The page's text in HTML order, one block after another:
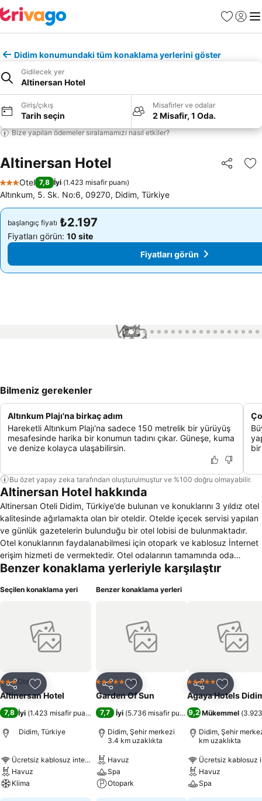
Favoriler
Giriş
Didim konumundaki tüm konaklama yerlerini göster
Gidilecek yer
Altinersan Hotel
Giriş/çıkış
Tarih seçin
Misafirler ve odalar
2 Misafir, 1 Oda.
Bize yapılan ödemeler sıralamamızı nasıl etkiler?
Altinersan Hotel Paylaş
3 Yıldız
Otel 7,8 İyi (1.423 misafir puanı)
Altınkum, 5. Sk. No:6, 09270, Didim, Türkiye
başlangıç fiyatı ₺2.197
Fiyatları görün: 10 site
Fiyatları görün
başlangıç fiyatı ₺2.197
Fiyatları görün: 10 site
Fiyatları görün
1 / 79
Bilmeniz gerekenler
Altınkum Plajı'na birkaç adım
Hareketli Altınkum Plajı'na sadece 150 metrelik bir yürüyüş
mesafesinde harika bir konumun tadını çıkar. Güneşe, kuma
ve denize kolayca ulaşabilirsin.
Bu özet yapay zeka tarafından oluşturulmuştur ve %100 doğru olmayabilir.
Altinersan Hotel hakkında
Altinersan Oteli Didim, Türkiye’de bulunan ve konuklarını 3 yıldız otel
kalitesinde ağırlamakta olan bir oteldir. Otelde içecek servisi yapılan
ve günlük gazetelerin bulunduğu bir otel lobisi de bulunmaktadır.
Otel konuklarının faydalanabilmesi için otopark ve kablosuz İnternet
erişim hizmeti de vermektedir. Otel odalarının tamamında oda
sıcaklığını ayarlamak için klima ve ısıtmanın yanı sıra zaman
bulunmaktadır. Duş ve özel banyo malzemelerinin bulunduğu bir
olduğu çamaşırhane servisi daima müşterilerin hizmetindedir. Otelde
konaklayan ve sigara kullanmayan misafirler için özel odalar
bulunmaktadır. Otel teknolojik imkanlara sahip toplantı salonu ile
bilen personeli ile müşterilerini ağırlamakta olan otel evcil hayvan
kabul etmemektedir.
Benzer konaklama yerleriyle karşılaştır
Seçilen konaklama yeri
Paylaş Favorilerime ekle
3 YıldızOtel
Altinersan Hotel
7,8 İyi (1.423 misafir puanı
Didim, Türkiye
Ücretsiz kablosuz internet
Havuz
Klima
Benzer konaklama yerleri
Paylaş Favorilerime ekle
5 Yıldız Otel
Garden Of Sun
7,7 İyi (5.736 misafir puanı)
Didim, Şehir merkezi
3.4 km uzaklıkta
Havuz
Spa
Otopark
Paylaş
5 Yıldız Otel
Agaya Hotels
9,2 Mükemmel (
Didim, Şehir
km uzaklıkta
Ücretsiz kablosuz
Havuz
Spa